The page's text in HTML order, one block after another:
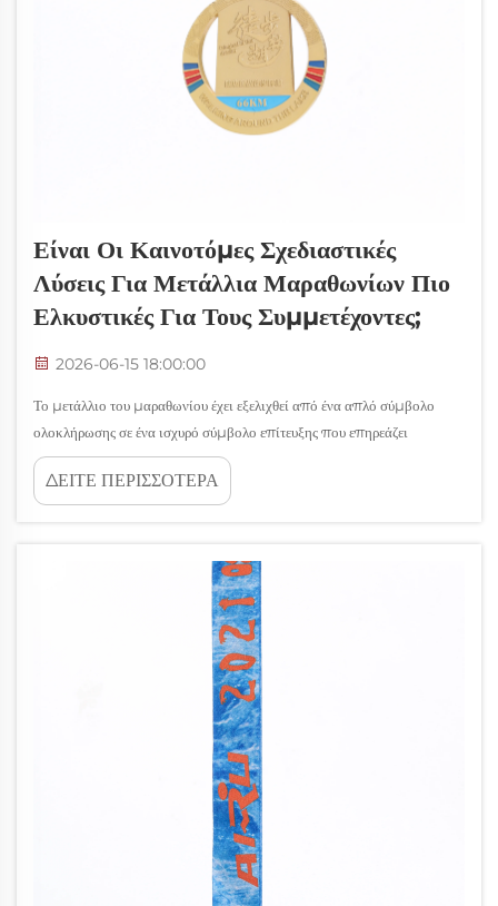
Είναι Οι Καινοτόμες Σχεδιαστικές
Λύσεις Για Μετάλλια Μαραθωνίων Πιο
Ελκυστικές Για Τους Συμμετέχοντες;
2026-06-15 18:00:00
Το μετάλλιο του μαραθωνίου έχει εξελιχθεί από ένα απλό σύμβολο
ολοκλήρωσης σε ένα ισχυρό σύμβολο επίτευξης που επηρεάζει
σημαντικά τις αποφάσεις των συμμετεχόντων και την ικανοποίησή
τους από τον αγώνα. Οι σύγχρονοι δρομείς λαμβάνουν όλο και
ΔΕΙΤΕ ΠΕΡΙΣΣΟΤΕΡΑ